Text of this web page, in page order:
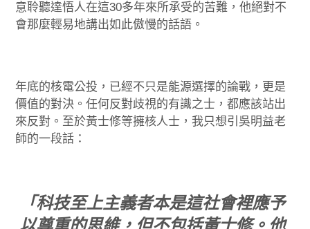
意聆聽達悟人在這30多年來所承受的苦難，他絕對不
會那麼輕易地講出如此傲慢的話語。
年底的核電公投，已經不只是能源選擇的論戰，更是
價值的對決。任何反對歧視的有識之士，都應該站出
來反對。至於黃士修等擁核人士，我只想引吳明益老
師的一段話：
「科技至上主義者本是這社會裡應予
以尊重的思維，但不包括黃士修。他